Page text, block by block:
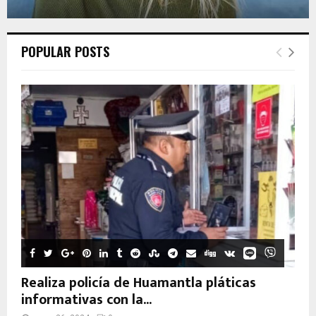
POPULAR POSTS
Realiza policía de Huamantla pláticas
informativas con la...